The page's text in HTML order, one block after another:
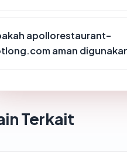
apollorestaurant-
aman
Terkait